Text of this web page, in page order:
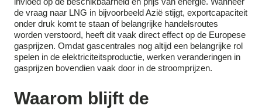
de vraag naar LNG in bijvoorbeeld Azië stijgt, exportcapaciteit
onder druk komt te staan of belangrijke handelsroutes
worden verstoord, heeft dit vaak direct effect op de Europese
gasprijzen. Omdat gascentrales nog altijd een belangrijke rol
spelen in de elektriciteitsproductie, werken veranderingen in
gasprijzen bovendien vaak door in de stroomprijzen.
Waarom blijft de